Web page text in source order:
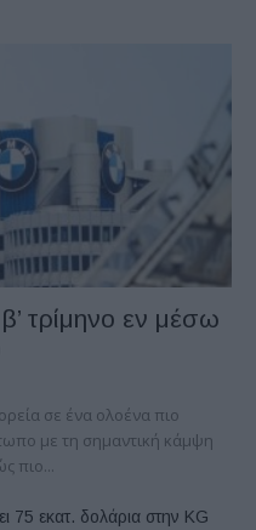
τρίμηνο εν μέσω
σε ένα ολοένα πιο
με τη σημαντική κάμψη
πιο...
75 εκατ. δολάρια στην KG